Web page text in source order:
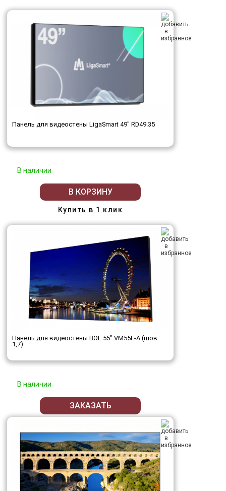
Панель для видеостены LigaSmart 49" RD49.35
В наличии
В КОРЗИНУ
Купить в 1 клик
Панель для видеостены BOE 55" VM55L-A (шов:
1,7)
В наличии
ЗАКАЗАТЬ